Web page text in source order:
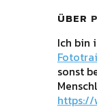
ÜBER
Ich bin
sonst
https://